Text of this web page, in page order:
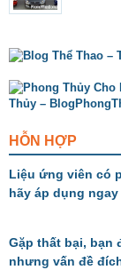
HỖN HỢP
Liệu ứng viên có
hãy áp dụng
Gặp thất bại, bạn
nhưng vấn đề